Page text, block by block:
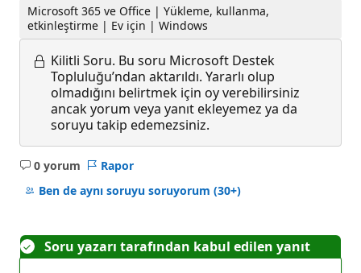
Microsoft 365 ve Office | Yükleme, kullanma,
etkinleştirme | Ev için | Windows
Kilitli Soru. Bu soru Microsoft Destek
Topluluğu’ndan aktarıldı. Yararlı olup
olmadığını belirtmek için oy verebilirsiniz
ancak yorum veya yanıt ekleyemez ya da
soruyu takip edemezsiniz.
0 yorum
Açıklama
yok
Rapor
Ben de aynı soruyu soruyorum (30+)
Soru yazarı tarafından kabul edilen yanıt